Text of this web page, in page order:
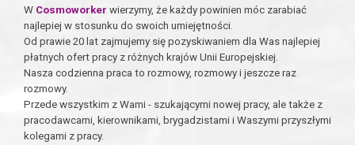
W Cosmoworker wierzymy, że każdy powinien móc zarabiać
najlepiej w stosunku do swoich umiejętności.
Od prawie 20 lat zajmujemy się pozyskiwaniem dla Was najlepiej
płatnych ofert pracy z różnych krajów Unii Europejskiej.
Nasza codzienna praca to rozmowy, rozmowy i jeszcze raz
rozmowy.
Przede wszystkim z Wami - szukającymi nowej pracy, ale także z
pracodawcami, kierownikami, brygadzistami i Waszymi przyszłymi
kolegami z pracy.